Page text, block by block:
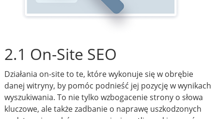
2.1 On-Site SEO
Działania on-site to te, które wykonuje się w obrębie
danej witryny, by pomóc podnieść jej pozycję w wynikach
wyszukiwania. To nie tylko wzbogacenie strony o słowa
kluczowe, ale także zadbanie o naprawę uszkodzonych